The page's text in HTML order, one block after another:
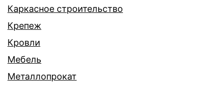
Каркасное строительство
Крепеж
Кровли
Мебель
Металлопрокат